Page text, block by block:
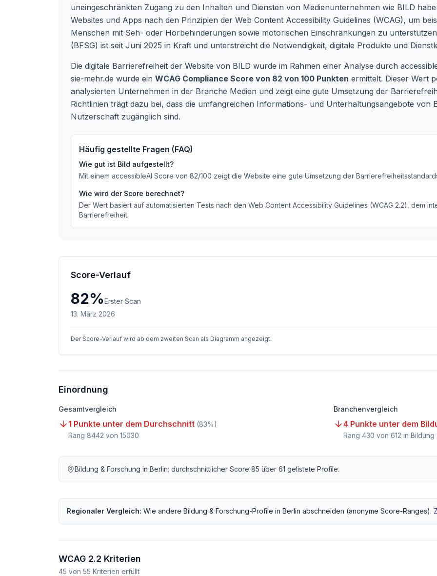
uneingeschränkten Zugang zu den Inhalten und Diensten von Medienunternehmen wie BILD
Websites und Apps nach den Prinzipien der Web Content Accessibility Guidelines (WCAG), um
Menschen mit Seh- oder Hörbehinderungen sowie motorischen Einschränkungen zu
(BFSG) ist seit Juni 2025 in Kraft und unterstreicht die Notwendigkeit, digitale Produkte und
Die digitale Barrierefreiheit der Website von BILD wurde im Rahmen einer Analyse durch
sie-mehr.de wurde ein WCAG Compliance Score von 82 von 100 Punkten ermittelt. Dieser Wert
analysierten Unternehmen in der Branche Medien und zeigt eine gute Umsetzung der
Richtlinien trägt dazu bei, dass die umfangreichen Informations- und Unterhaltungsangebote von
Nutzerschaft zugänglich sind.
Häufig gestellte Fragen (FAQ)
Wie gut ist Bild aufgestellt?
Mit einem accessibleAI Score von 82/100 zeigt die Website eine gute Umsetzung der
Wie wird der Score berechnet?
Der Wert basiert auf automatisierten Tests nach den Web Content Accessibility Guidelines (WCAG 2.2), dem
Barrierefreiheit.
Score-Verlauf
82%Erster Scan
13. März 2026
Der Score-Verlauf wird ab dem zweiten Scan als Diagramm angezeigt.
Einordnung
Gesamtvergleich
1 Punkte unter dem Durchschnitt (83%)
Rang 8442 von 15030
Branchenvergleich
4 Punkte unter dem
Rang 430 von 612 in Bildung
Bildung & Forschung in Berlin: durchschnittlicher Score 85 über 61 gelistete Profile.
Regionaler Vergleich: Wie andere Bildung & Forschung-Profile in Berlin abschneiden (anonyme Score-Ranges).
WCAG 2.2 Kriterien
45 von 55 Kriterien erfüllt